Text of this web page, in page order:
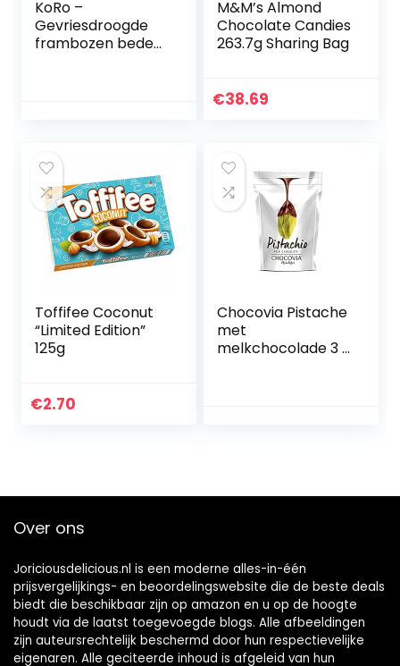
KoRo –
Gevriesdroogde
frambozen bedekt
M&M’s Almond
Chocolate Candies
263.7g Sharing Bag
€38.69
Toffifee Coconut
“Limited Edition”
125g
€2.70
Chocovia Pistache
met
melkchocolade 3 x
Over ons
Joriciousdelicious.nl is een moderne alles-in-één
prijsvergelijkings- en beoordelingswebsite die de beste deals
biedt die beschikbaar zijn op amazon en u op de hoogte
houdt via de laatst toegevoegde blogs. Alle afbeeldingen
zijn auteursrechtelijk beschermd door hun respectievelijke
eigenaren. Alle geciteerde inhoud is afgeleid van hun